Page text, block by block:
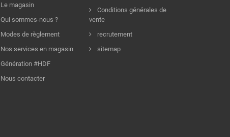
Le magasin
Qui sommes-nous ?
Modes de règlement
Nos services en magasin
Génération #HDF
Nous contacter
Conditions générales de
vente
recrutement
sitemap